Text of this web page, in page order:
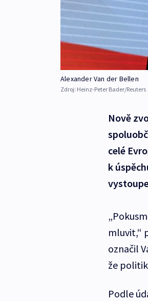
Alexander Van der Bellen
Zdroj: Heinz-Peter Bader/Reuters
Nově
celé
k
mluvit,“
označil
že
Podle